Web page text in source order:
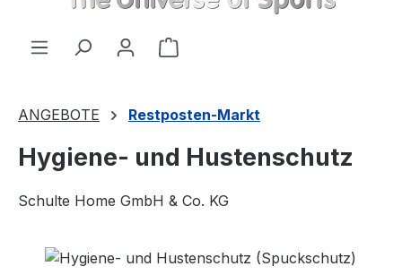
Warenkorb enthält 0
ANGEBOTE Restposten-Markt
Hygiene- und Hustenschutz
Schulte Home GmbH & Co. KG
Bildergalerie überspringen